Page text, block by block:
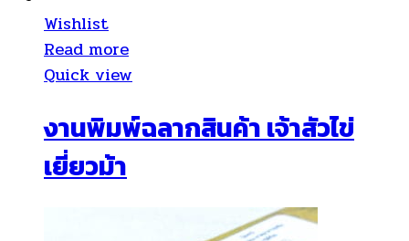
Wishlist
Read more
Quick view
งานพิมพ์ฉลากสินค้า เจ้าสัวไข่
เยี่ยวม้า